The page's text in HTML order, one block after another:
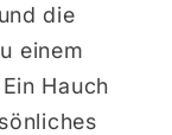
die
einem
Hauch